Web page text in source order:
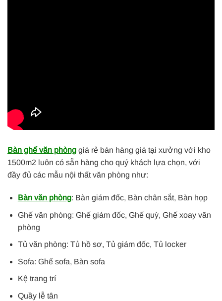
Bàn ghế văn phòng giá rẻ bán hàng giá tại xưởng với kho
1500m2 luôn có sẵn hàng cho quý khách lựa chọn, với
đầy đủ các mẫu nội thất văn phòng như:
Bàn văn phòng: Bàn giám đốc, Bàn chân sắt, Bàn họp
Ghế văn phòng: Ghế giám đốc, Ghế quỳ, Ghế xoay văn
phòng
Tủ văn phòng: Tủ hồ sơ, Tủ giám đốc, Tủ locker
Sofa: Ghế sofa, Bàn sofa
Kệ trang trí
Quầy lễ tân